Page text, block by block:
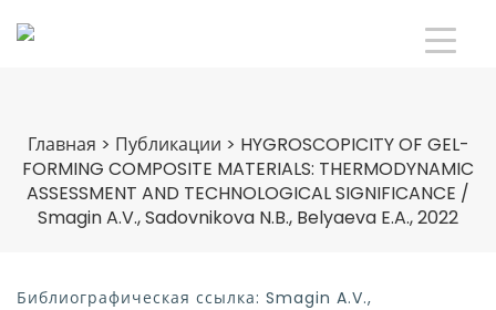
Главная > Публикации > HYGROSCOPICITY OF GEL-
FORMING COMPOSITE MATERIALS: THERMODYNAMIC
ASSESSMENT AND TECHNOLOGICAL SIGNIFICANCE /
Smagin A.V., Sadovnikova N.B., Belyaeva E.A., 2022
Библиографическая ссылка: Smagin A.V.,